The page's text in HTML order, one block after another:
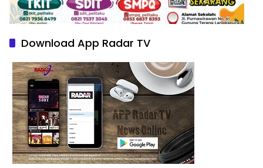
Download App Radar TV